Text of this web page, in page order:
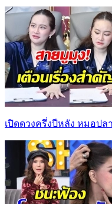
เปิดดวงครึ่งปีหลัง หมอป